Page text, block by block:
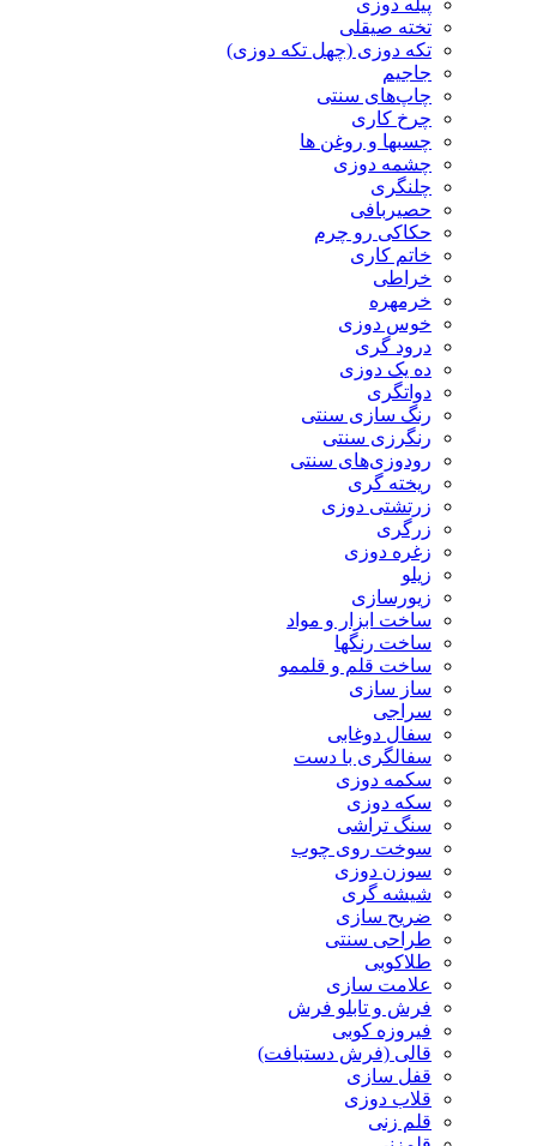
پیله دوزی
تخته صیقلی
تکه دوزی (چهل تکه دوزی)
جاجیم
چاپ‌های سنتی
چرخ کاری
چسبها و روغن ها
چشمه دوزی
چلنگری
حصیربافی
حکاکی رو چرم
خاتم کاری
خراطی
خرمهره
خوس دوزی
درود گری
ده یک دوزی
دواتگری
رنگ سازی سنتی
رنگرزی سنتی
رودوزی‌های سنتی
ریخته گری
زرتشتی دوزی
زرگری
زغره دوزی
زیلو
زیورسازی
ساخت ابزار و مواد
ساخت رنگها
ساخت قلم و قلممو
ساز سازی
سراجی
سفال دوغابی
سفالگری با دست
سکمه دوزی
سکه دوزی
سنگ تراشی
سوخت روی چوب
سوزن دوزی
شیشه گری
ضریح سازی
طراحی سنتی
طلاکوبی
علامت سازی
فرش و تابلو فرش
فیروزه کوبی
قالی (فرش دستبافت)
قفل سازی
قلاب دوزی
قلم زنی